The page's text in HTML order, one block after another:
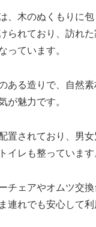
、木のぬくもりに
られており、訪れ
っています。
ある造りで、自然
が魅力です。
置されており、男
イレも整っています
チェアやオムツ交
連れでも安心して利